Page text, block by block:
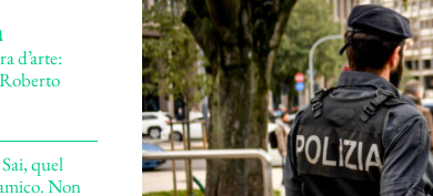
d’arte:
quel
Non